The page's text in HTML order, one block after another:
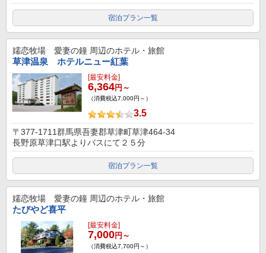
宿泊プラン一覧
嬬恋牧場 愛妻の鐘 周辺のホテル・旅館
草津温泉 ホテルニュー紅葉
[最安料金]
6,364円～
（消費税込7,000円～）
3.5
〒377-1711群馬県吾妻郡草津町草津464-34
長野原草津口駅よりバスにて２５分
宿泊プラン一覧
嬬恋牧場 愛妻の鐘 周辺のホテル・旅館
たびやど喜平
[最安料金]
7,000円～
（消費税込7,700円～）